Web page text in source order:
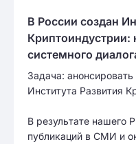
В России создан
Криптоиндустрии:
системного
Задача:
Института Развития
В результате нашего
публикаций в СМИ и